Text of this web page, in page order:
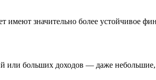
имеют значительно более устойчивое
или больших доходов — даже